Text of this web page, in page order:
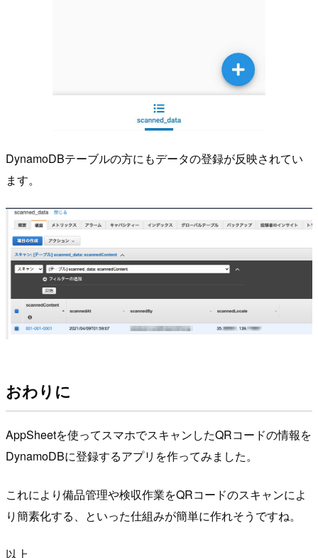
DynamoDBテーブルの方にもデータの登録が反映されてい
ます。
おわりに
AppSheetを使ってスマホでスキャンしたQRコードの情報を
DynamoDBに登録するアプリを作ってみました。
これにより備品管理や検収作業をQRコードのスキャンによ
り簡素化する、といった仕組みが簡単に作れそうですね。
以上